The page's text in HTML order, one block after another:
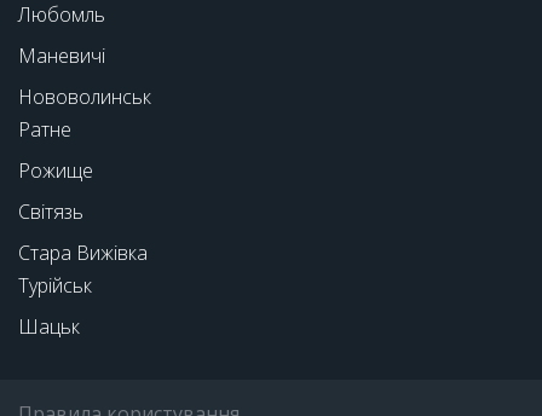
Любомль
Маневичі
Нововолинськ
Ратне
Рожище
Світязь
Стара Вижівка
Турійськ
Шацьк